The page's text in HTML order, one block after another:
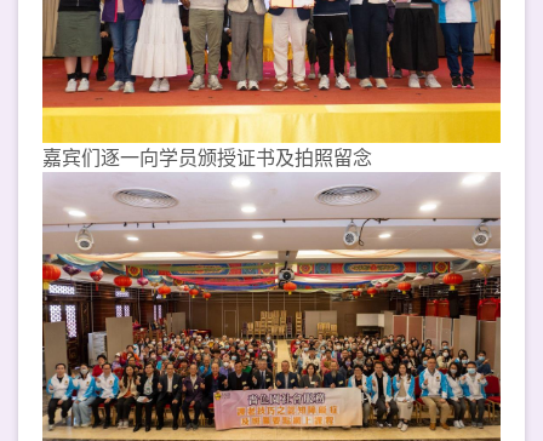
嘉宾们逐一向学员颁授证书及拍照留念